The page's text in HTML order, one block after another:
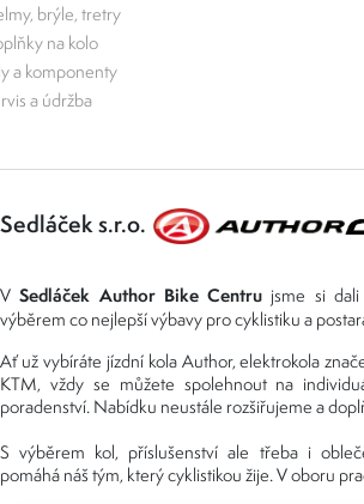
brýle, tretry
na kolo
a komponenty
a údržba
Sedláček s.r.o.
VSedláček Author Bike Centru jsme si
výběrem co nejlepší výbavy pro cyklistiku a
Ať už vybíráte jízdní kola Author, elektrokola
KTM, vždy se můžete spolehnout na
poradenství. Nabídku neustále rozšiřujeme a
S výběrem kol, příslušenství ale třeba i
pomáhá náš tým, který cyklistikou žije. V oboru